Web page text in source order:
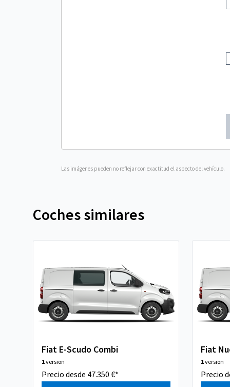
Las imágenes pueden no reflejar con exactitud el aspecto del vehículo.
Coches similares
Fiat E-Scudo Combi
1version
Precio desde 47.350 €*
Fiat
1version
Precio